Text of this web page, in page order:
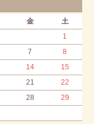
金
土
1
7
8
14
15
21
22
28
29